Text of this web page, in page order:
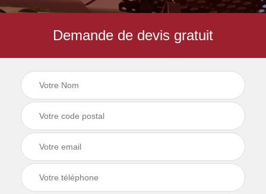
Demande de devis gratuit